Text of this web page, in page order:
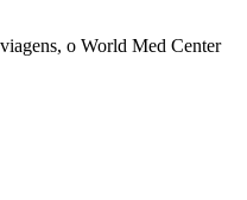
o World Med Center